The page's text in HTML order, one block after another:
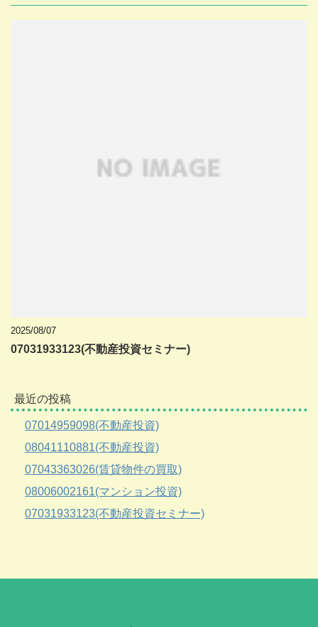
2025/08/07
07031933123(不動産投資セミナー)
最近の投稿
07014959098(不動産投資)
08041110881(不動産投資)
07043363026(賃貸物件の買取)
08006002161(マンション投資)
07031933123(不動産投資セミナー)